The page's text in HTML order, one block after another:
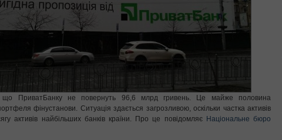
що ПриватБанку не повернуть 96,6 млрд гривень. Це майже половина
фінустанови. Ситуація здається загрозливою, оскільки частка активів
активів найбільших банків країни. Про це повідомляє Національне бюро